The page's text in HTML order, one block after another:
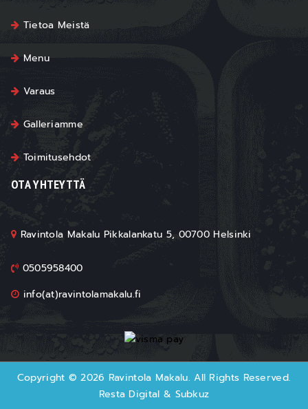
Tietoa Meistä
Menu
Varaus
Galleriamme
Toimitusehdot
OTA YHTEYTTÄ
Ravintola Makalu Pikkalankatu 5, 00700 Helsinki
0505958400
info(at)ravintolamakalu.fi
Copyright © 2026 Ravintola Makalu. All Rights Reserved.
Resta Digital & Subkuz